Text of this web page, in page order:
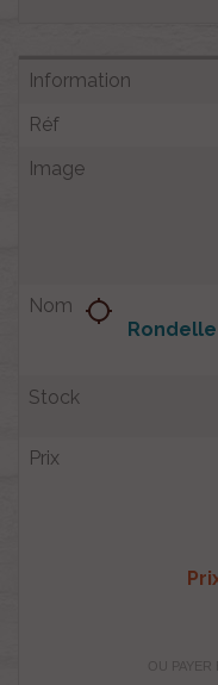
location_searching
OU PAYER